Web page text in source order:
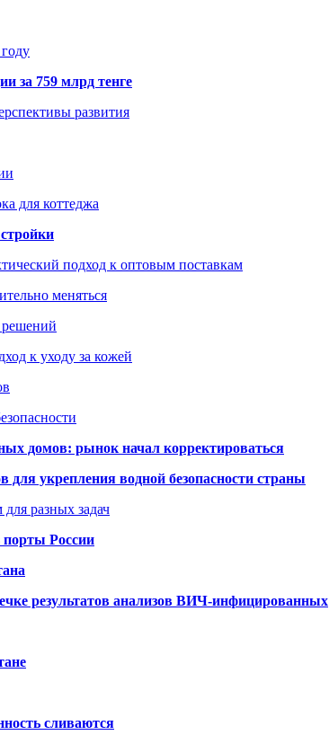
за 759 млрд тенге
развития
для коттеджа
подход к оптовым поставкам
меняться
решений
к уходу за кожей
домов: рынок начал корректироваться
укрепления водной безопасности страны
разных задач
порты России
результатов анализов ВИЧ-инфицированных
сливаются